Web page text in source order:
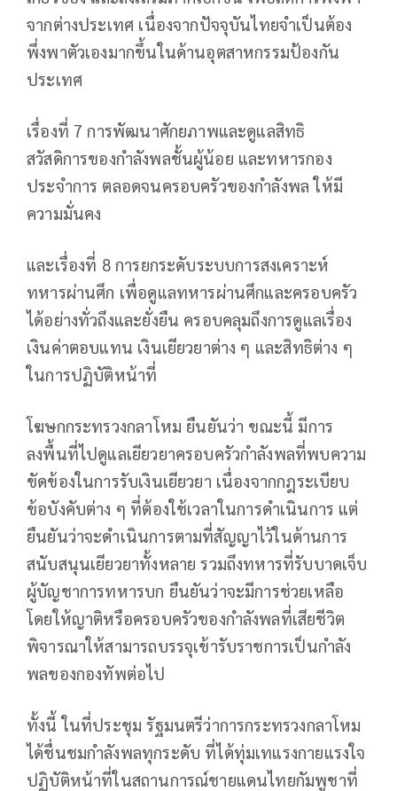
จากต่างประเทศ เนื่องจากปัจจุบันไทยจำเป็นต้อง
พึ่งพาตัวเองมากขึ้นในด้านอุตสาหกรรมป้องกัน
ประเทศ
เรื่องที่ 7 การพัฒนาศักยภาพและดูแลสิทธิ
สวัสดิการของกำลังพลชั้นผู้น้อย และทหารกอง
ประจำการ ตลอดจนครอบครัวของกำลังพล ให้มี
ความมั่นคง
และเรื่องที่ 8 การยกระดับระบบการสงเคราะห์
ทหารผ่านศึก เพื่อดูแลทหารผ่านศึกและครอบครัว
ได้อย่างทั่วถึงและยั่งยืน ครอบคลุมถึงการดูแลเรื่อง
เงินค่าตอบแทน เงินเยียวยาต่าง ๆ และสิทธิต่าง ๆ
ในการปฏิบัติหน้าที่
โฆษกกระทรวงกลาโหม ยืนยันว่า ขณะนี้ มีการ
ลงพื้นที่ไปดูแลเยียวยาครอบครัวกำลังพลที่พบความ
ขัดข้องในการรับเงินเยียวยา เนื่องจากกฎระเบียบ
ข้อบังคับต่าง ๆ ที่ต้องใช้เวลาในการดำเนินการ แต่
ยืนยันว่าจะดำเนินการตามที่สัญญาไว้ในด้านการ
สนับสนุนเยียวยาทั้งหลาย รวมถึงทหารที่รับบาดเจ็บ
ผู้บัญชาการทหารบก ยืนยันว่าจะมีการช่วยเหลือ
โดยให้ญาติหรือครอบครัวของกำลังพลที่เสียชีวิต
พิจารณาให้สามารถบรรจุเข้ารับราชการเป็นกำลัง
พลของกองทัพต่อไป
ทั้งนี้ ในที่ประชุม รัฐมนตรีว่าการกระทรวงกลาโหม
ได้ชื่นชมกำลังพลทุกระดับ ที่ได้ทุ่มเทแรงกายแรงใจ
ปฏิบัติหน้าที่ในสถานการณ์ชายแดนไทยกัมพูชาที่